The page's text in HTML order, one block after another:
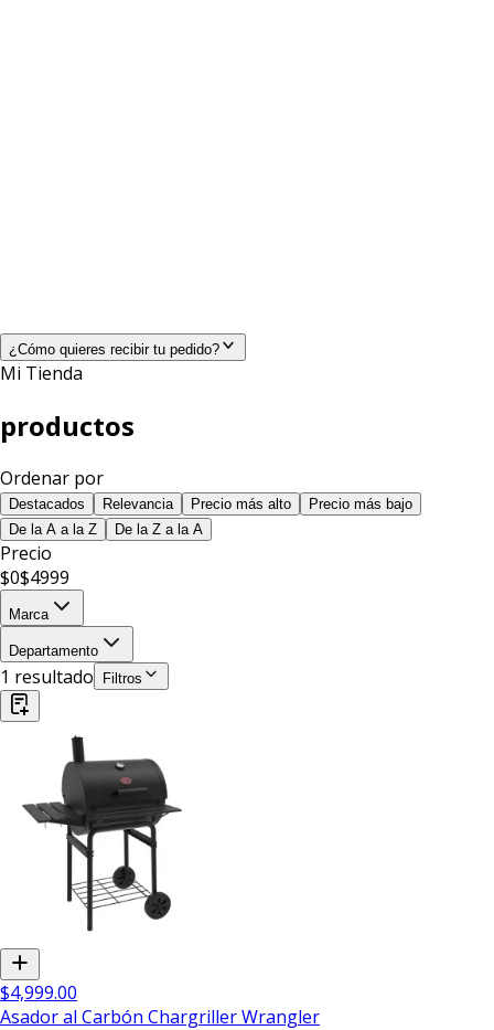
¿Cómo quieres recibir tu pedido?
Mi Tienda
productos
Ordenar por
Destacados Relevancia Precio más alto
Precio más bajo
De la A a la Z
De la Z a la A
Precio
$0$4999
Marca
Departamento
1 resultado Filtros
$4,999.00
Asador al Carbón Chargriller Wrangler